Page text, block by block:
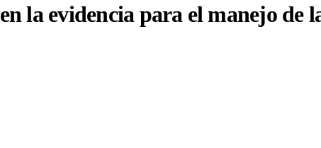
la evidencia para el manejo de